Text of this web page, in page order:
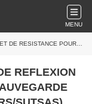
MENU
DU SUTSAS AUTHENTIQUE (G2RS/SUTSAS)
REFLEXION